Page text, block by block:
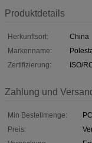
Produktdetails
Herkunftsort:
China
Markenname:
Zertifizierung:
ISO/
Zahlung und
Min Bestellmenge:
Preis: